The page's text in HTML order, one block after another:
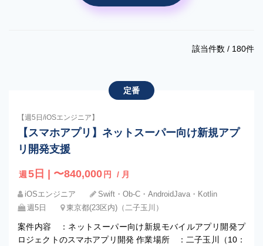
該当件数 / 180件
定番
【週5日/iOSエンジニア】
【スマホアプリ】ネットスーパー向け新規アプ
リ開発支援
週 5日 | 〜840,000 円 / 月
iOSエンジニア
Swift・Ob-C・AndroidJava・Kotlin
週5日
東京都(23区内)（二子玉川）
案件内容 ：ネットスーパー向け新規モバイルアプリ開発プ
ロジェクトのスマホアプリ開発 作業場所 ：二子玉川（10：